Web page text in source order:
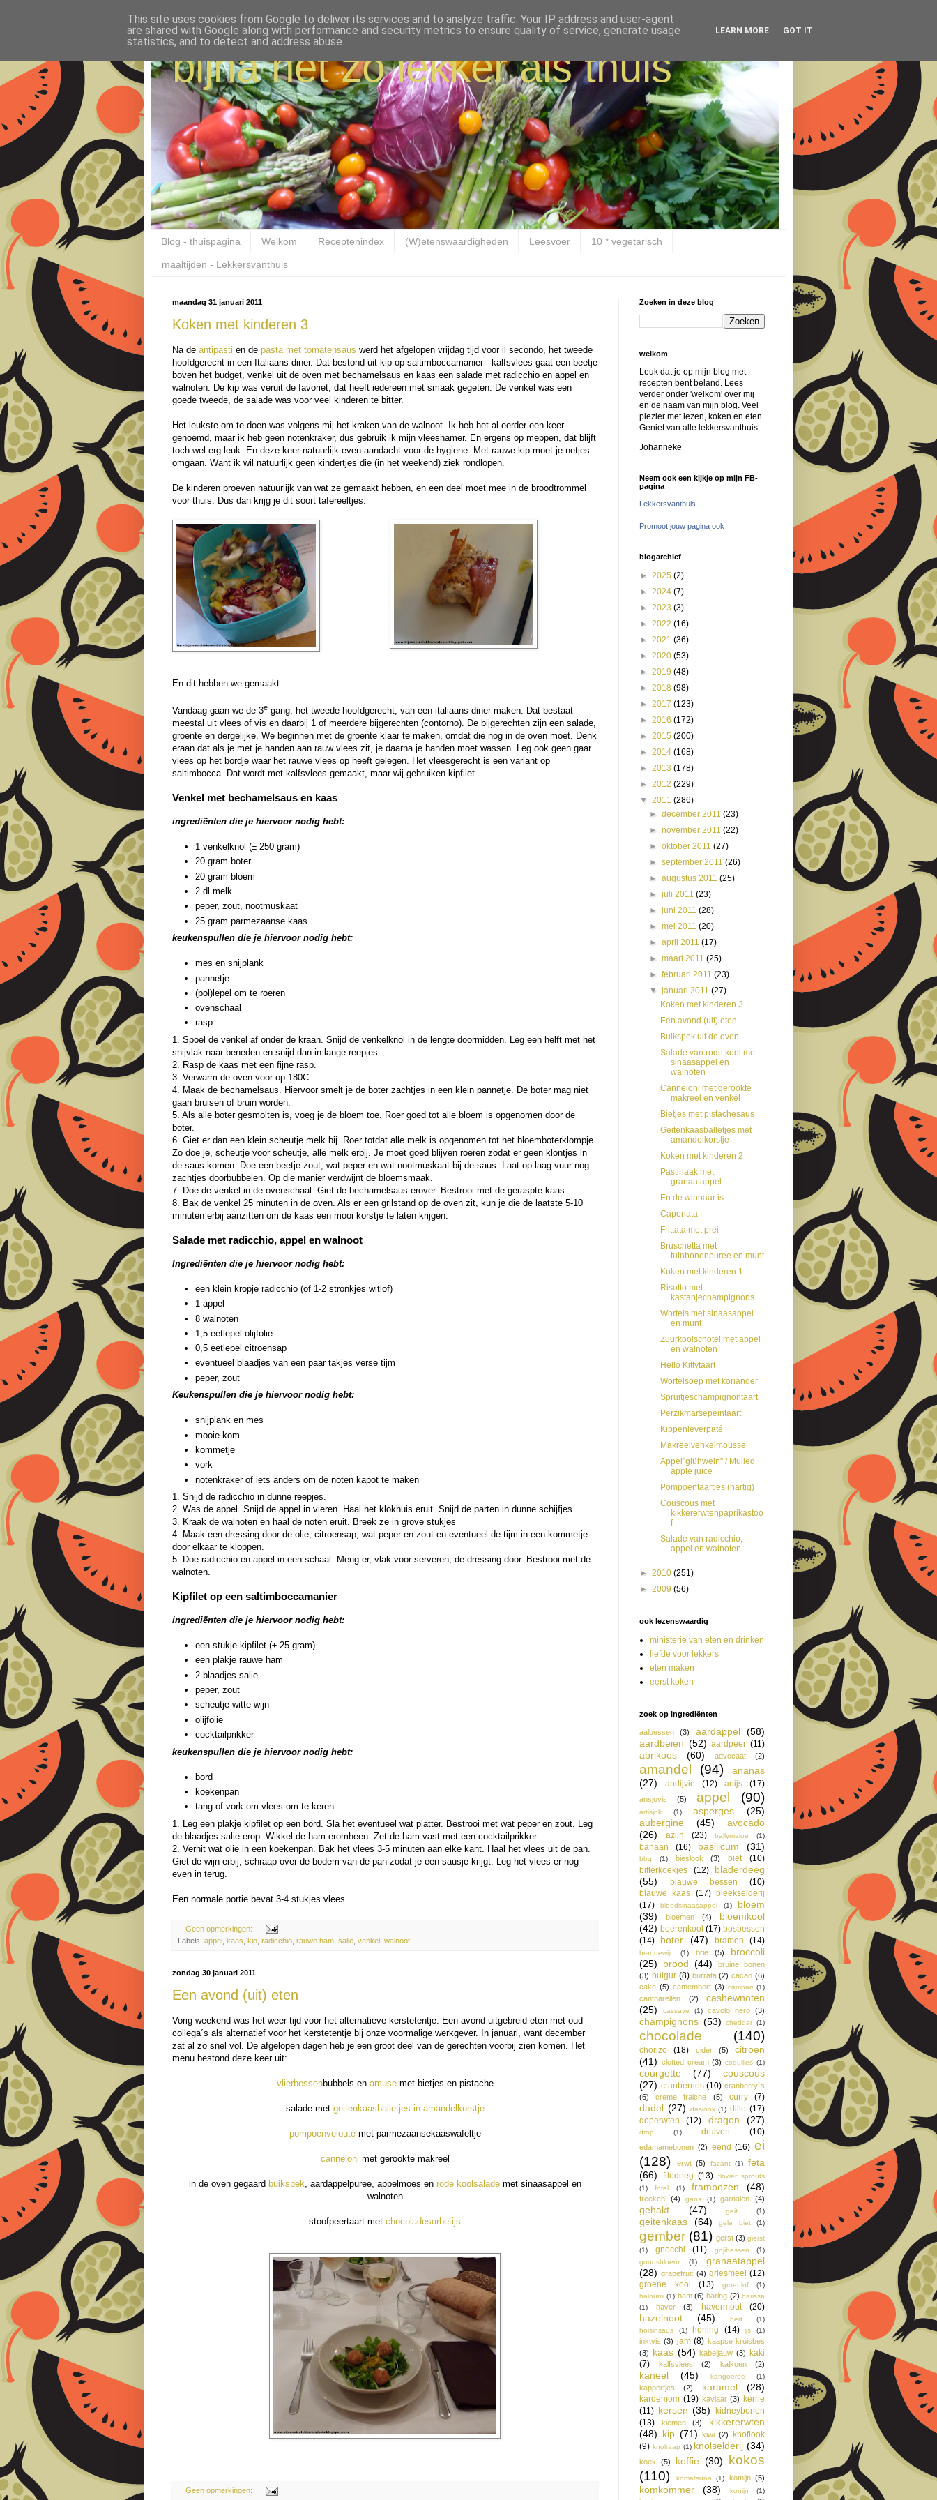
bijna net zo lekker als thuis
Blog - thuispagina Welkom Receptenindex (W)etenswaardigheden Leesvoer 10 * vegetarisch
maaltijden - Lekkersvanthuis
maandag 31 januari 2011
Koken met kinderen 3
Na de antipasti en de pasta met tomatensaus werd het afgelopen vrijdag tijd voor il secondo, het tweede
hoofdgerecht in een Italiaans diner. Dat bestond uit kip op saltimboccamanier - kalfsvlees gaat een beetje
boven het budget, venkel uit de oven met bechamelsaus en kaas een salade met radicchio en appel en
walnoten. De kip was veruit de favoriet, dat heeft iedereen met smaak gegeten. De venkel was een
goede tweede, de salade was voor veel kinderen te bitter.
Het leukste om te doen was volgens mij het kraken van de walnoot. Ik heb het al eerder een keer
genoemd, maar ik heb geen notenkraker, dus gebruik ik mijn vleeshamer. En ergens op meppen, dat blijft
toch wel erg leuk. En deze keer natuurlijk even aandacht voor de hygiene. Met rauwe kip moet je netjes
omgaan. Want ik wil natuurlijk geen kindertjes die (in het weekend) ziek rondlopen.
De kinderen proeven natuurlijk van wat ze gemaakt hebben, en een deel moet mee in de broodtrommel
voor thuis. Dus dan krijg je dit soort tafereeltjes:
En dit hebben we gemaakt:
Vandaag gaan we de 3e gang, het tweede hoofdgerecht, van een italiaans diner maken. Dat bestaat
meestal uit vlees of vis en daarbij 1 of meerdere bijgerechten (contorno). De bijgerechten zijn een salade,
groente en dergelijke. We beginnen met de groente klaar te maken, omdat die nog in de oven moet. Denk
eraan dat als je met je handen aan rauw vlees zit, je daarna je handen moet wassen. Leg ook geen gaar
vlees op het bordje waar het rauwe vlees op heeft gelegen. Het vleesgerecht is een variant op
saltimbocca. Dat wordt met kalfsvlees gemaakt, maar wij gebruiken kipfilet.
Venkel met bechamelsaus en kaas
ingrediënten die je hiervoor nodig hebt:
1 venkelknol (± 250 gram)
20 gram boter
20 gram bloem
2 dl melk
peper, zout, nootmuskaat
25 gram parmezaanse kaas
keukenspullen die je hiervoor nodig hebt:
mes en snijplank
pannetje
(pol)lepel om te roeren
ovenschaal
rasp
1. Spoel de venkel af onder de kraan. Snijd de venkelknol in de lengte doormidden. Leg een helft met het
snijvlak naar beneden en snijd dan in lange reepjes.
2. Rasp de kaas met een fijne rasp.
3. Verwarm de oven voor op 180C.
4. Maak de bechamelsaus. Hiervoor smelt je de boter zachtjes in een klein pannetje. De boter mag niet
gaan bruisen of bruin worden.
5. Als alle boter gesmolten is, voeg je de bloem toe. Roer goed tot alle bloem is opgenomen door de
boter.
6. Giet er dan een klein scheutje melk bij. Roer totdat alle melk is opgenomen tot het bloemboterklompje.
Zo doe je, scheutje voor scheutje, alle melk erbij. Je moet goed blijven roeren zodat er geen klontjes in
de saus komen. Doe een beetje zout, wat peper en wat nootmuskaat bij de saus. Laat op laag vuur nog
zachtjes doorbubbelen. Op die manier verdwijnt de bloemsmaak.
7. Doe de venkel in de ovenschaal. Giet de bechamelsaus erover. Bestrooi met de geraspte kaas.
8. Bak de venkel 25 minuten in de oven. Als er een grilstand op de oven zit, kun je die de laatste 5-10
minuten erbij aanzitten om de kaas een mooi korstje te laten krijgen.
Salade met radicchio, appel en walnoot
Ingrediënten die je hiervoor nodig hebt:
een klein kropje radicchio (of 1-2 stronkjes witlof)
1 appel
8 walnoten
1,5 eetlepel olijfolie
0,5 eetlepel citroensap
eventueel blaadjes van een paar takjes verse tijm
peper, zout
Keukenspullen die je hiervoor nodig hebt:
snijplank en mes
mooie kom
kommetje
vork
notenkraker of iets anders om de noten kapot te maken
1. Snijd de radicchio in dunne reepjes.
2. Was de appel. Snijd de appel in vieren. Haal het klokhuis eruit. Snijd de parten in dunne schijfjes.
3. Kraak de walnoten en haal de noten eruit. Breek ze in grove stukjes
4. Maak een dressing door de olie, citroensap, wat peper en zout en eventueel de tijm in een kommetje
door elkaar te kloppen.
5. Doe radicchio en appel in een schaal. Meng er, vlak voor serveren, de dressing door. Bestrooi met de
walnoten.
Kipfilet op een saltimboccamanier
ingrediënten die je hiervoor nodig hebt:
een stukje kipfilet (± 25 gram)
een plakje rauwe ham
2 blaadjes salie
peper, zout
scheutje witte wijn
olijfolie
cocktailprikker
keukenspullen die je hiervoor nodig hebt:
bord
koekenpan
tang of vork om vlees om te keren
1. Leg een plakje kipfilet op een bord. Sla het eventueel wat platter. Bestrooi met wat peper en zout. Leg
de blaadjes salie erop. Wikkel de ham eromheen. Zet de ham vast met een cocktailprikker.
2. Verhit wat olie in een koekenpan. Bak het vlees 3-5 minuten aan elke kant. Haal het vlees uit de pan.
Giet de wijn erbij, schraap over de bodem van de pan zodat je een sausje krijgt. Leg het vlees er nog
even in terug.
Een normale portie bevat 3-4 stukjes vlees.
Geen opmerkingen:
Labels: appel kaas kip radicchio rauwe ham salie venkel walnoot
zondag 30 januari 2011
Een avond (uit) eten
Vorig weekend was het weer tijd voor het alternatieve kerstetentje. Een avond uitgebreid eten met oud-
collega´s als alternatief voor het kerstetentje bij onze voormalige werkgever. In januari, want december
zat al zo snel vol. De afgelopen dagen heb je een groot deel van de gerechten voorbij zien komen. Het
menu bestond deze keer uit:
vlierbessenbubbels en amusemet bietjes en pistache
salade met geitenkaasballetjes in amandelkorstje
pompoenveloutémet parmezaansekaaswafeltje
canneloni met gerookte makreel
in de oven gegaard buikspek , aardappelpuree, appelmoes en rode koolsalademet sinaasappel en
walnoten
stoofpeertaart met chocoladesorbetijs
Geen opmerkingen:
Zoeken in deze blog
welkom
Leuk dat je op mijn blog met
recepten bent beland. Lees
verder onder 'welkom' over mij
en de naam van mijn blog. Veel
plezier met lezen, koken en eten.
Geniet van alle lekkersvanthuis.
Johanneke
Neem ook een kijkje op mijn FB-
pagina
Lekkersvanthuis
Promoot jouw pagina ook
blogarchief
► 2025 (2)
► 2024 (7)
► 2023 (3)
► 2022 (16)
► 2021 (36)
► 2020 (53)
► 2019 (48)
► 2018 (98)
► 2017 (123)
► 2016 (172)
► 2015 (200)
► 2014 (168)
► 2013 (178)
► 2012 (229)
▼ 2011 (286)
►december 2011(23)
►november 2011(22)
►oktober 2011(27)
►september 2011(26)
►augustus 2011(25)
►juli 2011(23)
►juni 2011(28)
►mei 2011(20)
►april 2011(17)
►maart 2011(25)
►februari 2011(23)
▼januari 2011(27)
Koken met kinderen 3
Een avond (uit) eten
Buikspek uit de oven
Salade van rode kool met
sinaasappel en
walnoten
Canneloni met gerookte
makreel en venkel
Bietjes met pistachesaus
Geitenkaasballetjes met
amandelkorstje
Koken met kinderen 2
Pastinaak met
granaatappel
En de winnaar is......
Caponata
Frittata met prei
Bruschetta met
tuinbonenpuree en munt
Koken met kinderen 1
Risotto met
kastanjechampignons
Wortels met sinaasappel
en munt
Zuurkoolschotel met appel
en walnoten
Hello Kittytaart
Wortelsoep met koriander
Spruitjeschampignontaart
Perzikmarsepeintaart
Kippenleverpaté
Makreelvenkelmousse
Appel"glühwein" / Mulled
apple juice
Pompoentaartjes (hartig)
Couscous met
kikkererwtenpaprikastoo
f
Salade van radicchio,
appel en walnoten
► 2010 (251)
► 2009 (56)
ook lezenswaardig
ministerie van eten en drinken
liefde voor lekkers
eten maken
eerst koken
zoek op ingrediënten
aalbessen (3) aardappel (58)
aardbeien (52) aardpeer (11)
abrikoos (60) advocaat (2)
amandel (94)
ananas
(27)
andijvie (12) anijs (17)
ansjovis (5) appel (90)
artisjok (1) asperges
(25)
aubergine
(45)
avocado
(26)
azijn (23) ballymaloe (1)
banaan (16) basilicum (31)
bbq (1) bieslook (3) biet
(10)
bitterkoekjes
(12)
bladerdeeg
(55)
blauwe bessen
(10)
blauwe kaas (17) bleekselderij
(17)
bloedsinaasappel (1)
bloem
(39)
bloemen (4)
bloemkool
(42) boerenkool (17) bosbessen
(14)
boter (47) bramen (14)
brandewijn (1) brie (5)
broccoli
(25)
brood (44)
bruine bonen
(3) bulgur (8) burrata (2) cacao (6)
cake (5) camembert (3) campari (1)
cantharellen (2)
cashewnoten
(25)
cassave (1) cavolo nero (3)
champignons (53) cheddar (1)
chocolade (140)
chorizo (18) cider (5)
citroen
(41) clotted cream (3) coquilles (1)
courgette (77)
couscous
(27) cranberries (10) cranberry´s
(6)
creme fraiche (5) curry (7)
dadel (27) daslook (1) dille (17)
doperwten
(12) dragon (27)
drop (1) druiven (10)
edamamebonen (2) eend (16) ei
(128)
erwt (5) fazant (1)
feta
(66)
filodeeg (13)
flower sprouts
(1)
forel (1) frambozen (48)
freekeh (4) gans (1) garnalen (4)
gehakt (47) geit (1)
geitenkaas (64) gele biet (1)
gember (81) gerst (3) gierst
(1)
gnocchi (11) gojibessen
(1)
goudsbloem
(1)
granaatappel
(28) grapefruit (4) griesmeel (12)
groene kool
(13) groenlof
(1)
haloumi (1) ham (6) haring (2) harissa
(1)
haver (3) havermout (20)
hazelnoot (45) hert
(1)
hoisinsaus
(1) honing (14) ijs (1)
inktvis (3) jam (8) kaapse kruisbes
(3) kaas (54) kabeljauw (3) kaki
(7)
kalfsvlees (2) kalkoen (2)
kaneel (45) kangoeroe (1)
kappertjes (2) karamel (28)
kardemom (19) kaviaar (3) kerrie
(11) kersen (35) kidneybonen
(13)
kiemen (3)
kikkererwten
(48) kip (71) kiwi (2) knoflook
(9) knolraap (1) knolselderij (34)
koek (5) koffie (30)
kokos
(110)
komatsuna (1) komijn (5)
komkommer (38) konijn
(1)
This site uses cookies from Google to deliver its services and to analyze traffic. Your IP address and user-agent
are shared with Google along with performance and security metrics to ensure quality of service, generate usage
statistics, and to detect and address abuse.
LEARN MORE GOT IT